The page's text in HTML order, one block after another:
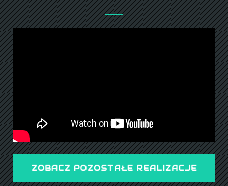
ZOBACZ POZOSTAŁE REALIZACJE